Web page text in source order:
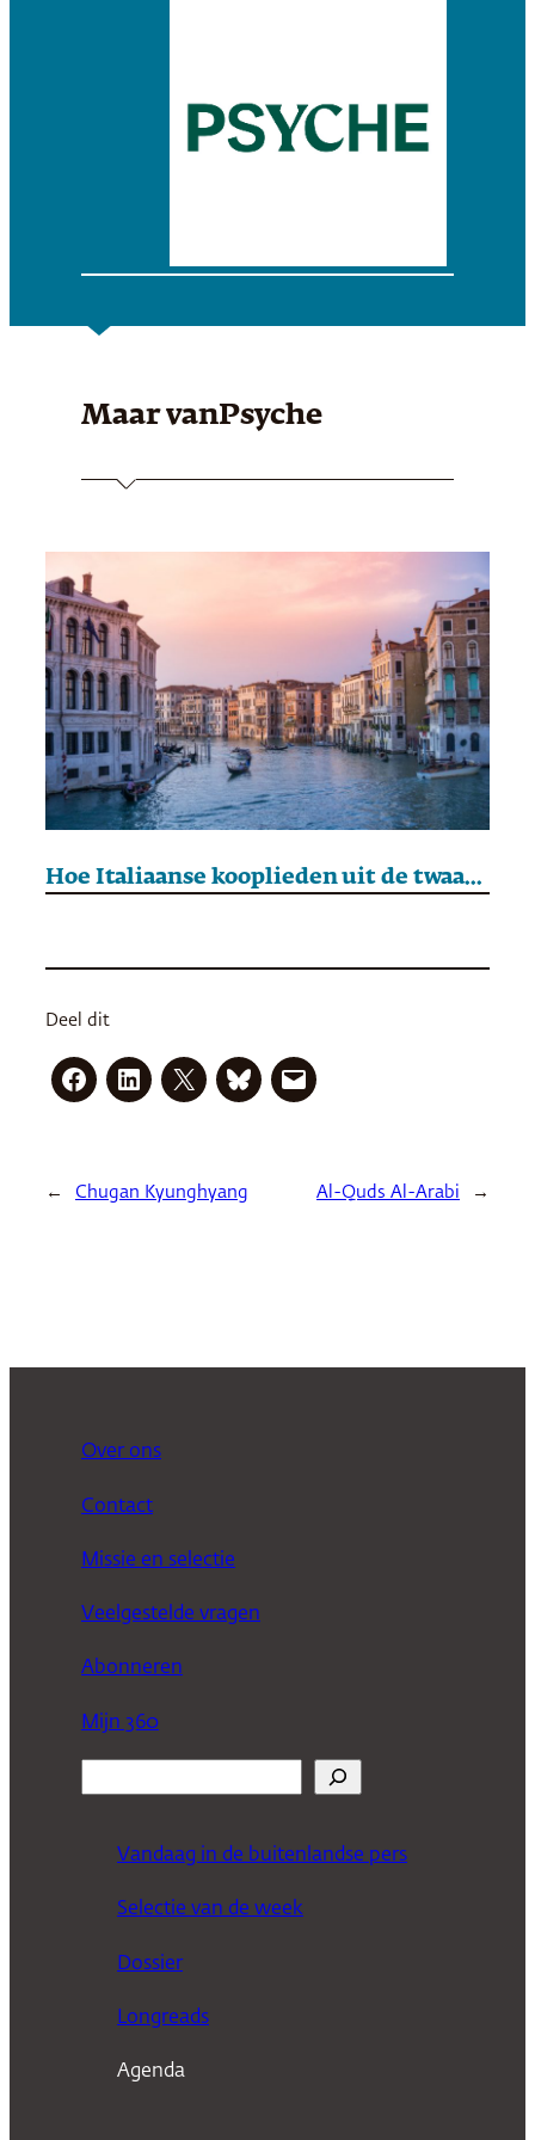
Maar vanPsyche
Hoe Italiaanse kooplieden uit de twaalfde eeuw het idee van risico uitvonden
Deel dit
← Chugan Kyunghyang Al-Quds Al-Arabi →
Over ons
Contact
Missie en selectie
Veelgestelde vragen
Abonneren
Mijn 360
Vandaag in de buitenlandse pers
Selectie van de week
Dossier
Longreads
Agenda